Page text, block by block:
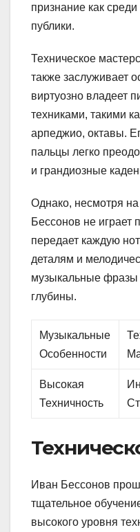
признание как среди
публики.
Техническое
также заслуживает
виртуозно владеет
техниками, такими
арпеджио, октавы.
пальцы легко
и грандиозные
Однако, несмотря на
Бессонов не играет
передает каждую
деталям и
музыкальные фразы
глубины.
Музыкальные
Особенности
Высокая
Техничность
Иван Бессонов
тщательное
высокого уровня